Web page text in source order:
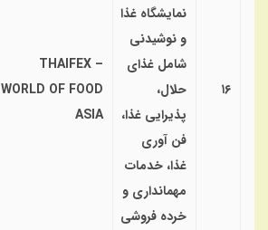
۱۶
نمایشگاه غذا
و نوشیدنی
شامل غذای
حلال،
پذیرایی غذا،
فن آوری
غذا، خدمات
مهمانداری و
خرده فروشی
THAIFEX –
WORLD OF FOOD
ASIA